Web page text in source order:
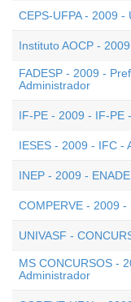
CEPS-UFPA - 2009 -
Instituto AOCP -
FADESP - 2009 -
Administrador
IF-PE - 2009 - IF-PE
IESES - 2009 - IFC -
INEP - 2009 -
COMPERVE - 2009
UNIVASF -
MS CONCURSOS -
Administrador